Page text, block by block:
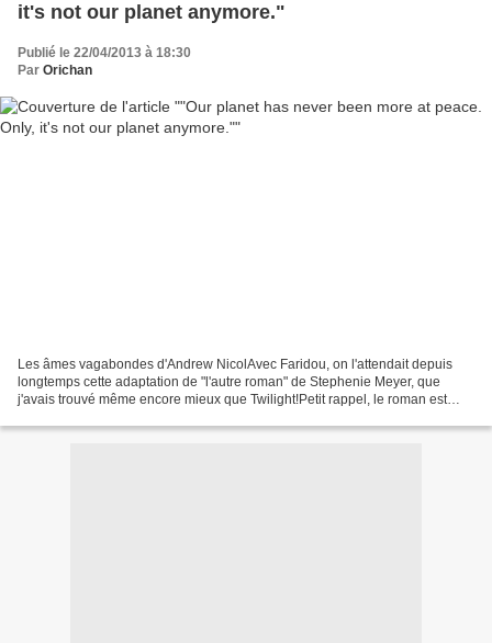
it's not our planet anymore."
Publié le 22/04/2013 à 18:30
Par Orichan
Les âmes vagabondes d'Andrew NicolAvec Faridou, on l'attendait depuis
longtemps cette adaptation de "l'autre roman" de Stephenie Meyer, que
j'avais trouvé même encore mieux que Twilight!Petit rappel, le roman est